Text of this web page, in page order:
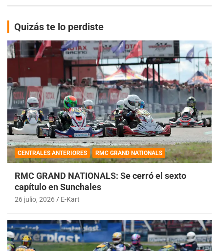
Quizás te lo perdiste
CENTRALES ANTERIORES RMC GRAND NATIONALS
RMC GRAND NATIONALS: Se cerró el sexto
capítulo en Sunchales
26 julio, 2026 E-Kart